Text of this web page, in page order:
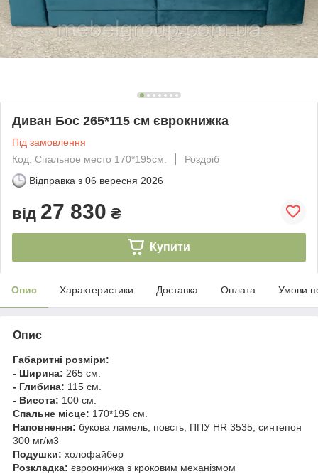
Диван Бос 265*115 см єврокнижка
Під замовлення
Код: Спальное место 170*195см.
Роздріб
Відправка з 06 вересня 2026
від 27 830 ₴
Купити
Опис Характеристики Доставка Оплата Умови
Опис
Габаритні розміри:
- Ширина: 265 см.
- Глибина: 115 см.
- Висота: 100 см.
Спальне місце: 170*195 см.
Наповнення: букова ламель повсть ППУ HR 3535 , синтепон
300 мг/м3
Подушки: холофайбер
Розкладка: єврокнижка з кроковим механізмом